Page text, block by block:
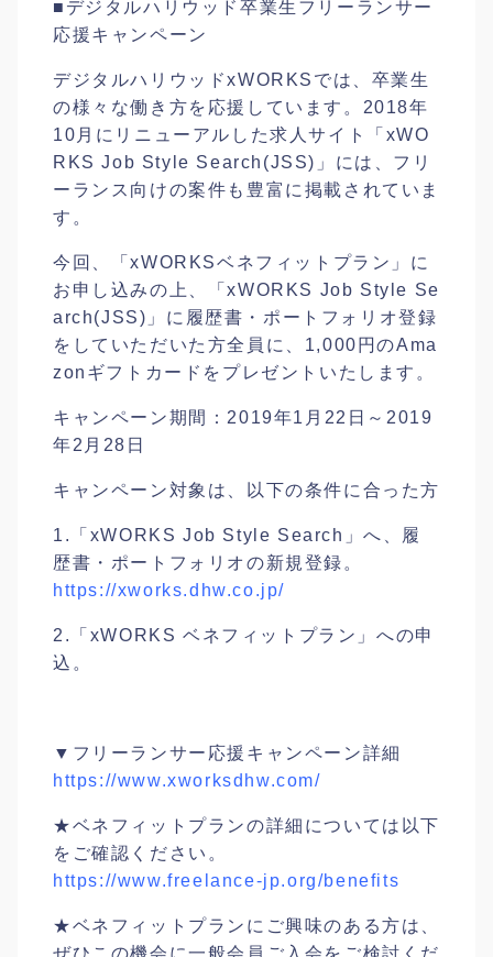
■デジタルハリウッド卒業生フリーランサー
応援キャンペーン
デジタルハリウッドxWORKSでは、卒業生
の様々な働き方を応援しています。2018年
10月にリニューアルした求人サイト「xWO
RKS Job Style Search(JSS)」には、フリ
ーランス向けの案件も豊富に掲載されていま
す。
今回、「xWORKSベネフィットプラン」に
お申し込みの上、「xWORKS Job Style Se
arch(JSS)」に履歴書・ポートフォリオ登録
をしていただいた方全員に、1,000円のAma
zonギフトカードをプレゼントいたします。
キャンペーン期間：2019年1月22日～2019
年2月28日
キャンペーン対象は、以下の条件に合った方
1.「xWORKS Job Style Search」へ、履
歴書・ポートフォリオの新規登録。
https://xworks.dhw.co.jp/
2.「xWORKS ベネフィットプラン」への申
込。
▼フリーランサー応援キャンペーン詳細
https://www.xworksdhw.com/
★ベネフィットプランの詳細については以下
をご確認ください。
https://www.freelance-jp.org/benefits
★ベネフィットプランにご興味のある方は、